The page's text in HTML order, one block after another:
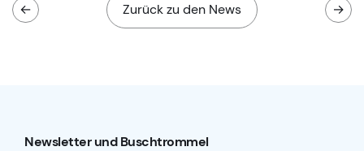
← Zurück zu den News →
Newsletter und Buschtrommel